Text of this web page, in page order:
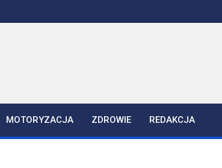
MOTORYZACJA ZDROWIE REDAKCJA